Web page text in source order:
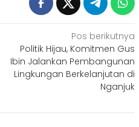
Pos berikutnya
Politik Hijau, Komitmen Gus
Ibin Jalankan Pembangunan
Lingkungan Berkelanjutan di
Nganjuk